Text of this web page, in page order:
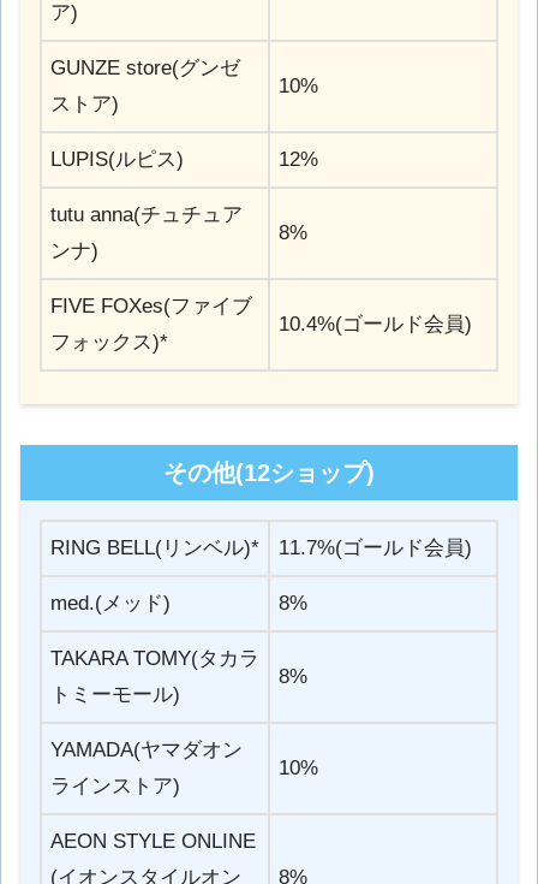
ア)
GUNZE store(グンゼ
ストア)
10%
LUPIS(ルピス) 12%
tutu anna(チュチュア
ンナ)
8%
FIVE FOXes(ファイブ
フォックス)*
10.4%(ゴールド会員)
その他(12ショップ)
RING BELL(リンベル)* 11.7%(ゴールド会員)
med.(メッド) 8%
TAKARA TOMY(タカラ
トミーモール)
8%
YAMADA(ヤマダオン
ラインストア)
10%
AEON STYLE ONLINE
(イオンスタイルオン
8%